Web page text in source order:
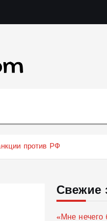
против РФ
Свежие
«Мне нечего